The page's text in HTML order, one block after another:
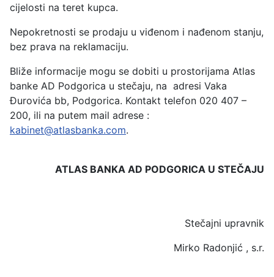
cijelosti na teret kupca.
Nepokretnosti se prodaju u viđenom i nađenom stanju,
bez prava na reklamaciju.
Bliže informacije mogu se dobiti u prostorijama Atlas
banke AD Podgorica u stečaju, na adresi Vaka
Đurovića bb, Podgorica. Kontakt telefon 020 407 –
200, ili na putem mail adrese :
kabinet@atlasbanka.com.
ATLAS BANKA AD PODGORICA U STEČAJU
Stečajni upravnik
Mirko Radonjić , s.r.